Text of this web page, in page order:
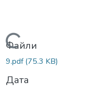
Вантажиться...
Файли
9.pdf(75.3 KB)
Дата